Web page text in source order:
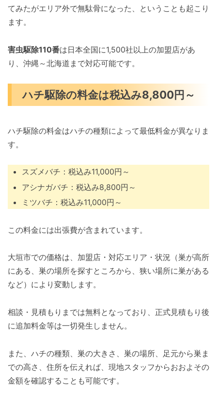
てみたがエリア外で無駄骨になった、ということも起こり
ます。
害虫駆除110番は日本全国に1,500社以上の加盟店があ
り、沖縄～北海道まで対応可能です。
ハチ駆除の料金は税込み8,800円～
ハチ駆除の料金はハチの種類によって最低料金が異なりま
す。
スズメバチ：税込み11,000円～
アシナガバチ：税込み8,800円～
ミツバチ：税込み11,000円～
この料金には出張費が含まれています。
大垣市での価格は、加盟店・対応エリア・状況（巣が高所
にある、巣の場所を探すところから、狭い場所に巣がある
など）により変動します。
相談・見積もりまでは無料となっており、正式見積もり後
に追加料金等は一切発生しません。
また、ハチの種類、巣の大きさ、巣の場所、足元から巣ま
での高さ、住所を伝えれば、現地スタッフからおおよその
金額を確認することも可能です。